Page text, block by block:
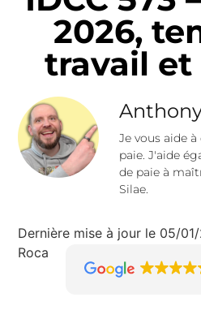
2026,
travail
Je vous aide
paie. J'aide
de paie à
Silae.
Dernière mise à jour le 05/
Roca